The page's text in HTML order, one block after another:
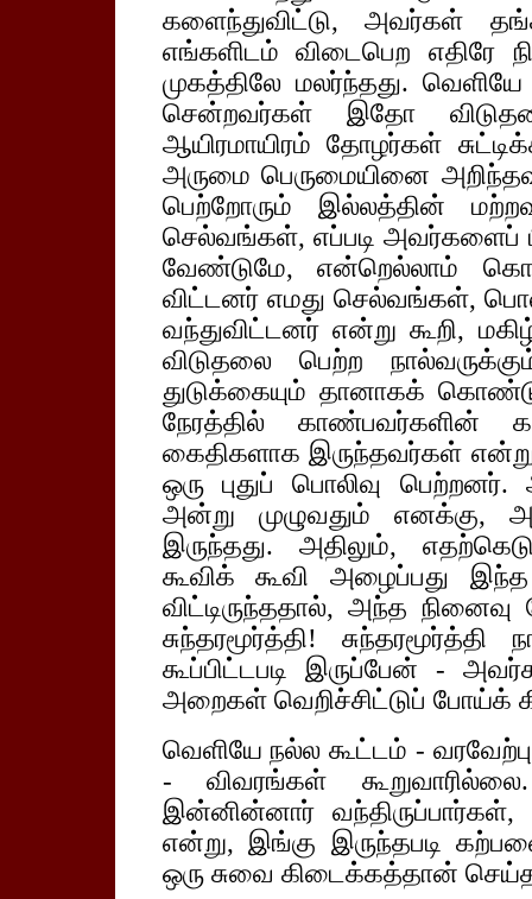
களைந்துவிட்டு, அவர்கள்
எங்களிடம் விடைபெற எதிரே
முகத்திலே மலர்ந்தது.
சென்றவர்கள் இதோ
ஆயிரமாயிரம் தோழர்கள்
அருமை பெருமையினை
பெற்றோரும் இல்லத்தின்
செல்வங்கள், எப்படி அவர்களைப்
வேண்டுமே, என்றெல்லாம்
விட்டனர் எமது செல்வங்கள்,
வந்துவிட்டனர் என்று கூறி,
விடுதலை பெற்ற
துடுக்கையும் தானாகக்
நேரத்தில் காண்பவர்களின்
கைதிகளாக இருந்தவர்கள்
ஒரு புதுப் பொலிவு
அன்று முழுவதும் எனக்கு,
இருந்தது. அதிலும்,
கூவிக் கூவி அழைப்பது
விட்டிருந்ததால், அந்த நினைவு
சுந்தரமூர்த்தி!
கூப்பிட்டபடி இருப்பேன் -
அறைகள் வெறிச்சிட்டுப் போய்க்
வெளியே நல்ல கூட்டம் -
- விவரங்கள்
இன்னின்னார் வந்திருப்பார்கள்,
என்று, இங்கு இருந்தபடி
ஒரு சுவை கிடைக்கத்தான்